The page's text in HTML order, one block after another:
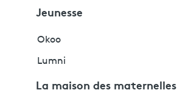
Jeunesse
Okoo
Lumni
La maison des maternelles